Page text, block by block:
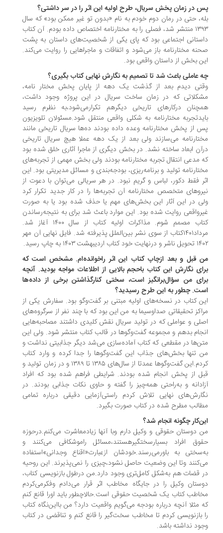
در زمان پخش سریال، طرح اولیه این اثر را در سر داشتی؟
حتی در رمان دوم خودم به نام «بدون تو غیر ممکن بود» که سال
۱۳۹۳ منتشر شد، فصلی را به مختارنامه اختصاص داده بودم. آن کتاب
اجتماعی بود که پای یکی از شخصیت‌های داستان به پشت
مختارنامه باز می‌شود و اتفاقات و ماجراهایی را روایت می‌‌کند.
بخش از داستان واقعی بود.
عاملی باعث شد تا تصمیم به نگارش نهایی کتاب بگیری؟
دیدم بعد از گذشت یک دهه از پایان پخش مختار نامه،
که در زمان ساخت سریال در این پروژه وجود داشت،
درکارهای تاریخی دیگرهم تکرارمی‌‌شود،به نظرم رسید
مختارنامه به شکلی واقعی منتقل شود.مسئولان تلویزیون
از پخش مختارنامه وعده داده بودند ده‌ها سریال تاریخی مانند
می‌‌سازند ولی بعد از یک دهه عملا هیچ سریال تاریخی
ابعاد ساخته نشد. در بخش دیگری از ماجرا آثاری خلق شده بود
مدعی انتقال تجربه مختارنامه بودند ولی بخش مهمی از تجربه‌های
تولید و برنامه‌ریزی، بودجه‌بندی و مسائل مدیریتی بود. این
فقط دکور، لباس و گریم نبود. در هر سریالی می‌‌توان با دعوت از
متخصص مختارنامه آن تجربه‌ها را در کار جدید تکرار کرد
در این آثار این بخش‌های مهم یا حذف شده بود یا به صورت
روایت شده بود. این موارد باعث شد برای به نتیجه‌رساندن
کتاب مصمم شوم. مذاکرات اولیه کتاب از سال ۱۴۰۰ آغاز شد.
مرداد۱۴۰۱کتاب از سوی نشر بین‌الملل پذیرفته شد. فایل نهایی آن مهر
قبل و بعد ازچاپ کتاب این اثر راخوانده‌ام. مشخص است که
نگارش این کتاب باحجم بالایی از اطلاعات مواجه بودید. ‌آنچه
من سؤال‌برانگیز است، سختی کنار‌گذاشتن برخی از داده‌ها
چطور به این طرح رسیدید؟
کتاب در نسخه‌های اولیه مبتنی بر گفت‌وگو بود. سفارش‌ یکی از
تحقیقاتی صداوسیما به من این بود که با چند نفر از سرگروه‌های
و عواملی که در تولید سریال نقش کلیدی داشتند مصاحبه‌هایی
بدهم و مجموعه گفت‌وگو‌ها در قالب کتاب منتشر شود. ولی این
در مقطعی که کتاب آماده‌سازی می‌‌شد دیگر جذابیتی نداشت و
تنها بخش‌های جذاب این گفت‌وگوها را جدا کرده و وارد کتاب
کردم.این گفت‌وگوها عمدتا از سال‌های ۱۳۸۵ تا ۱۳۸۹ و در زمان تولید و
از پخش انجام شده بودند. شرایطی فراهم شده بود که افراد
و به‌راحتی همه‌چیز را گفته و حاوی نکات جذابی بودند. در
نهایی تلاش کردم راستی‌آزمایی دقیقی درباره تمامی
مطرح شده در کتاب صورت بگیرد.
چگونه انجام شد؟
دوستان حقوقی و وکیل دارم وبا آنها زیادمعاشرت می‌‌کنم.درحوزه
افراد بسیارسختگیرهستند،مسائل راموشکافی می‌کنند و
به باورمی‌‌رسند.خودشان ازعبارت«اقناع وجدانی»استفاده
وتا این وضعیت حاصل نشود‌،چیزی را نمی‌‌پذیرند. این روحیه
قضات هم به‌شکل کامل‌تری وجود دارد.من در‌طول بازنویسی کتاب،
وکیل را در جایگاه مخاطب اثر قرار می‌‌دادم وفکرمی‌‌کردم
کتاب یک شخصیت حقوقی است.حالاچطور باید اورا قانع کنم
مثلا آنچه درباره بودجه می‌‌گویم واقعیت دارد؟ ‌من با‌این‌نگاه کتاب
بازنویسی کردم تا مخاطب سخت‌گیر را قانع کنم و تناقضی در کتاب
نداشته باشد.